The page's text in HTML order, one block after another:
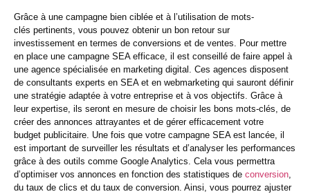
Grâce à une campagne bien ciblée et à l’utilisation de mots-
clés pertinents , vous pouvez obtenir un bon retour sur
investissement en termes de conversions et de ventes. Pour mettre
en place une campagne SEA efficace, il est conseillé de faire appel à
une agence spécialisée en marketing digital
. Ces agences disposent
de consultants experts en SEA et en webmarketing qui sauront définir
une stratégie adaptée à votre entreprise et à vos objectifs. Grâce à
leur expertise , ils seront en mesure de choisir les bons mots-clés , de
créer des annonces attrayantes et de gérer efficacement votre
budget publicitaire . Une fois que votre campagne SEA est lancée, il
est important de surveiller les résultats et d’analyser les performances
grâce à des outils comme Google Analytics . Cela vous permettra
d’optimiser vos annonces en fonction des statistiques de conversion
du taux de clics et du taux de conversion . Ainsi, vous pourrez ajuster